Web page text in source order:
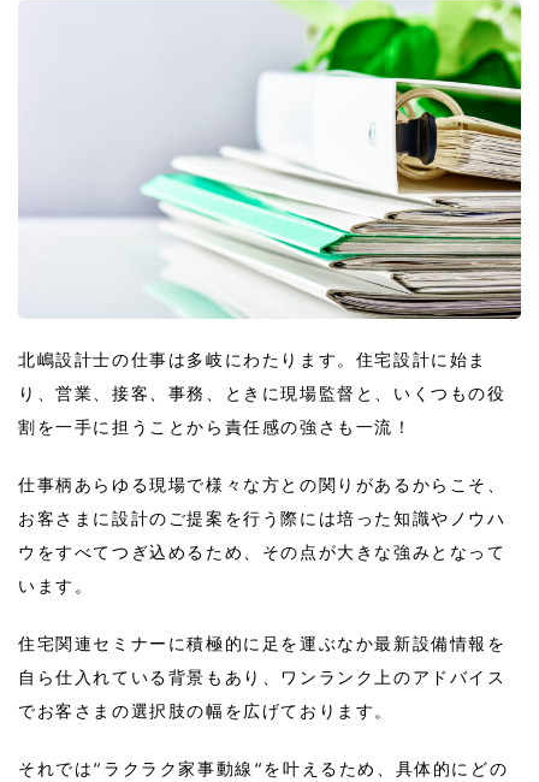
北嶋設計士の仕事は多岐にわたります。住宅設計に始ま
り、営業、接客、事務、ときに現場監督と、いくつもの役
割を一手に担うことから責任感の強さも一流！
仕事柄あらゆる現場で様々な方との関りがあるからこそ、
お客さまに設計のご提案を行う際には培った知識やノウハ
ウをすべてつぎ込めるため、その点が大きな強みとなって
います。
住宅関連セミナーに積極的に足を運ぶなか最新設備情報を
自ら仕入れている背景もあり、ワンランク上のアドバイス
でお客さまの選択肢の幅を広げております。
それでは“ラクラク家事動線“を叶えるため、具体的にどの